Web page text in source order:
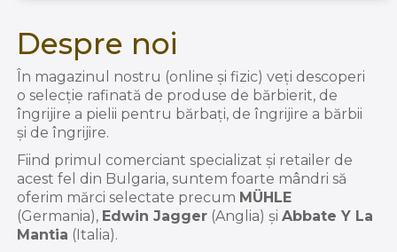
Despre noi
În magazinul nostru (online și fizic) veți descoperi
o selecție rafinată de produse de bărbierit, de
îngrijire a pielii pentru bărbați, de îngrijire a bărbii
și de îngrijire.
Fiind primul comerciant specializat și retailer de
acest fel din Bulgaria, suntem foarte mândri să
oferim mărci selectate precum MÜHLE
(Germania), Edwin Jagger (Anglia) și Abbate Y La
Mantia (Italia).